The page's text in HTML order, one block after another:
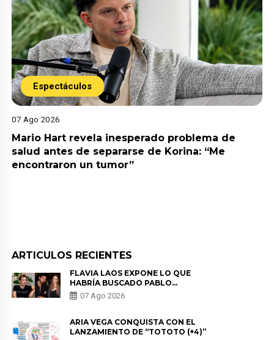
Espectáculos
07 Ago 2026
Mario Hart revela inesperado problema de
salud antes de separarse de Korina: “Me
encontraron un tumor”
ARTICULOS RECIENTES
FLAVIA LAOS EXPONE LO QUE
HABRÍA BUSCADO PABLO
HEREDIA CON ALE FULLER: “UNA
DE LAS PARTES QUERÍA EL
07 Ago 2026
ARIA VEGA CONQUISTA CON EL
LANZAMIENTO DE “TOTOTO (+4)”